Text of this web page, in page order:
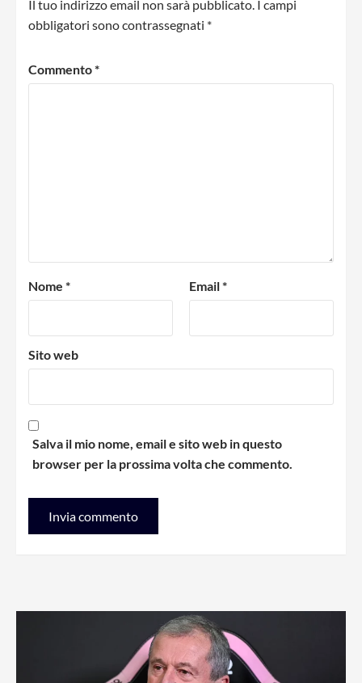
Il tuo indirizzo email non sarà pubblicato. I campi
obbligatori sono contrassegnati *
Commento*
Nome * Email*
Sito web
Salva il mio nome, email e sito web in questo
browser per la prossima volta che commento.